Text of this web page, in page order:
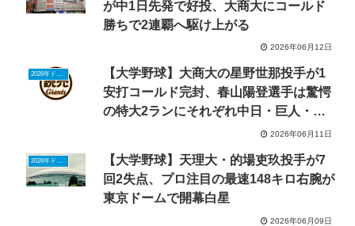
が中1日先発で好投、大商大にコールド
勝ちで2連覇へ駆け上がる
2026年06月12日
2026年ドラフトニュース
【大学野球】大商大の星野世那投手が1
安打コールド完封、春山陽登選手は驚愕
の特大2ランにそれぞれ中日・巨人・ロ
2026年06月11日
2026年ドラフトニュース
【大学野球】天理大・的場吏玖投手が7
回2失点、プロ注目の最速148キロ右腕が
東京ドームで開幕白星
2026年06月09日